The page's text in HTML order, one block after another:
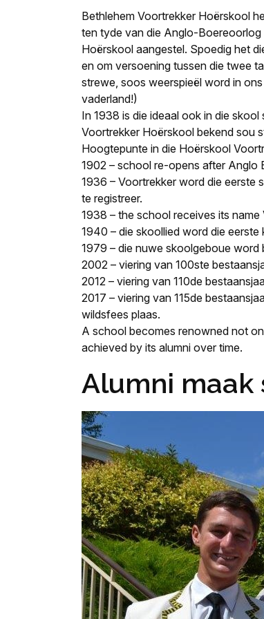
Bethlehem Voortrekker Hoërskool
ten tyde van die Anglo-Boereoorlog
Hoërskool aangestel. Spoedig het
en om versoening tussen die twee
strewe, soos weerspieël word in
vaderland!)
In 1938 is die ideaal ook in die
Voortrekker Hoërskool bekend sou
Hoogtepunte in die Hoërskool
1902 – school re-opens after Anglo
1936 – Voortrekker word die eerste
te registreer.
1938 – the school receives its
1940 – die skoollied word die eerste
1979 – die nuwe skoolgeboue word
2002 – viering van 100ste
2012 – viering van 110de
2017 – viering van 115de
wildsfees plaas.
A school becomes renowned not
achieved by its alumni over time.
Alumni maak